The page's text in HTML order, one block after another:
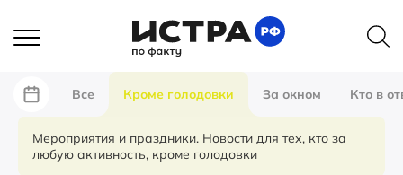
Все Кроме голодовки За окном Кто в
Мероприятия и праздники. Новости для тех, кто за
любую активность, кроме голодовки